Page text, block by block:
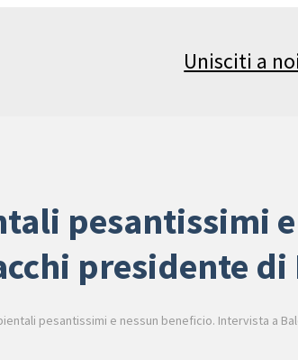
Unisciti a
pesantissimi
presidente
pesantissimi e nessun beneficio. Intervista a